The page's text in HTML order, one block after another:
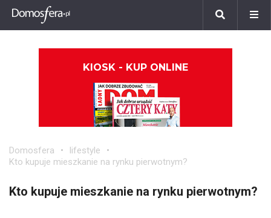
KIOSK - KUP ONLINE
Domosfera
lifestyle
Kto kupuje mieszkanie na rynku pierwotnym?
Kto kupuje mieszkanie na rynku pierwotnym?